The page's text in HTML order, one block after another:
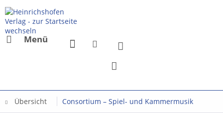
Menü
Übersicht Consortium – Spiel- und Kammermusik